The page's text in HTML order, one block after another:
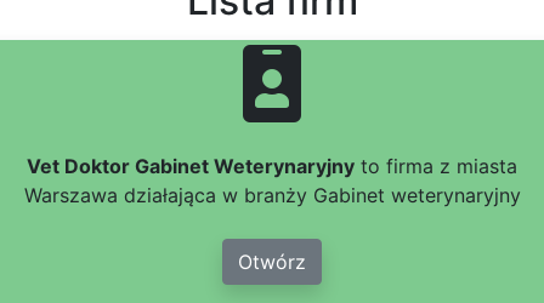
Vet Doktor Gabinet Weterynaryjny to firma z miasta
Warszawa działająca w branży Gabinet weterynaryjny
Otwórz